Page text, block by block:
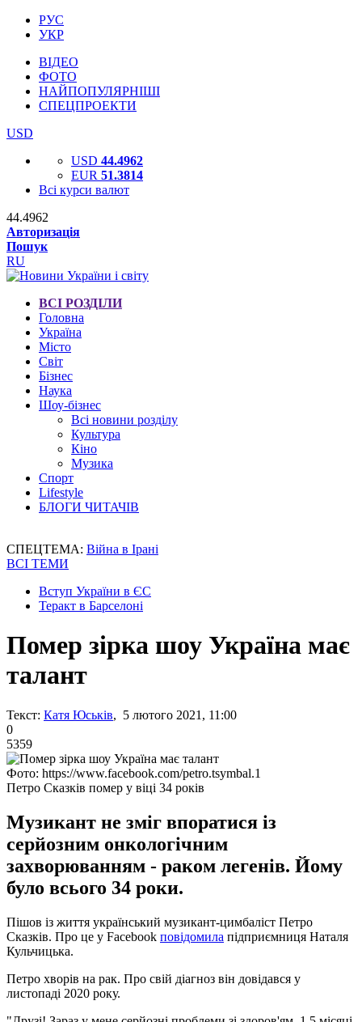
РУС
УКР
ВІДЕО
ФОТО
НАЙПОПУЛЯРНІШІ
СПЕЦПРОЕКТИ
USD
USD 44.4962
EUR 51.3814
Всі курси валют
44.4962
Авторизація
Пошук
RU
ВСІ РОЗДІЛИ
Головна
Україна
Місто
Світ
Бізнес
Наука
Шоу-бізнес
Всі новини розділу
Культура
Кіно
Музика
Спорт
Lifestyle
БЛОГИ ЧИТАЧІВ
СПЕЦТЕМА: Війна в Ірані
ВСІ ТЕМИ
Вступ України в ЄС
Теракт в Барселоні
Помер зірка шоу Україна має
талант
Текст: Катя Юськів, 5 лютого 2021, 11:00
0
5359
Фото: https://www.facebook.com/petro.tsymbal.1
Петро Сказків помер у віці 34 років
Музикант не зміг впоратися із
серйозним онкологічним
захворюванням - раком легенів. Йому
було всього 34 роки.
Пішов із життя український музикант-цимбаліст Петро
Сказків. Про це у Facebook повідомила підприємниця Наталя
Кульчицька.
Петро хворів на рак. Про свій діагноз він довідався у
листопаді 2020 року.